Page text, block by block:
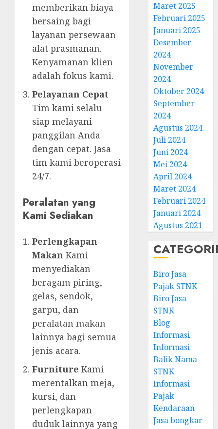
memberikan biaya
bersaing bagi
layanan persewaan
alat prasmanan.
Kenyamanan klien
adalah fokus kami.
Pelayanan Cepat
Tim kami selalu
siap melayani
panggilan Anda
dengan cepat. Jasa
tim kami beroperasi
24/7.
Peralatan yang
Kami Sediakan
Perlengkapan
Makan Kami
menyediakan
beragam piring,
gelas, sendok,
garpu, dan
peralatan makan
lainnya bagi semua
jenis acara.
Furniture Kami
merentalkan meja,
kursi, dan
perlengkapan
duduk lainnya yang
Maret 2025
Februari 2025
Januari 2025
Desember
2024
November
2024
Oktober 2024
September
2024
Agustus 2024
Juli 2024
Juni 2024
Mei 2024
April 2024
Maret 2024
Februari 2024
Januari 2024
Agustus 2021
Biro Jasa
Pajak STNK
Biro Jasa
STNK
Blog
Informasi
Informasi
Balik Nama
STNK
Informasi
Pajak
Kendaraan
Jasa bongkar